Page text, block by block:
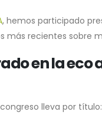
, hemos participado
más recientes sobre
en la
lleva por título: